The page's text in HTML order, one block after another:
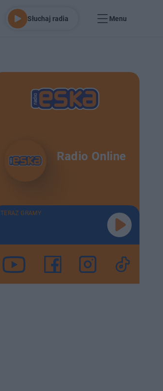
Słuchaj radia Menu
Radio Online
TERAZ GRAMY